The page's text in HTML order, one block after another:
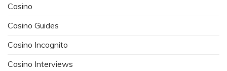
Casino
Casino Guides
Casino Incognito
Casino Interviews